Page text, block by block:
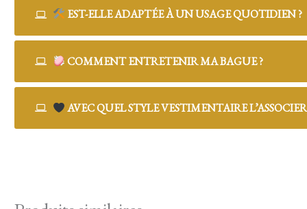
EST-ELLE ADAPTÉE À UN USAGE QUOTIDIEN ?
COMMENT ENTRETENIR MA BAGUE ?
AVEC QUEL STYLE VESTIMENTAIRE